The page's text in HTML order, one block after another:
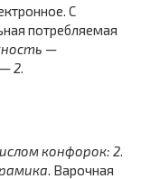
С
потребляемая
—
2.
конфорок: 2.
. Варочная